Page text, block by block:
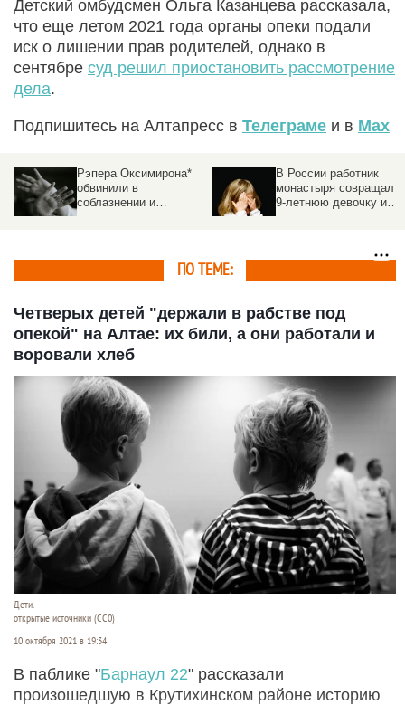
Детский омбудсмен Ольга Казанцева рассказала,
что еще летом 2021 года органы опеки подали
иск о лишении прав родителей, однако в
сентябре суд решил приостановить рассмотрение
дела.
Подпишитесь на Алтапресс в Телеграме и в Max
Рэпера Оксимирона*
обвинили в
соблазнении и
В России работник
монастыря совращал
9-летнюю девочку и
ПО ТЕМЕ:
Четверых детей "держали в рабстве под
опекой" на Алтае: их били, а они работали и
воровали хлеб
Дети.
открытые источники (CC0)
10 октября 2021 в 19:34
В паблике "Барнаул 22" рассказали
произошедшую в Крутихинском районе историю